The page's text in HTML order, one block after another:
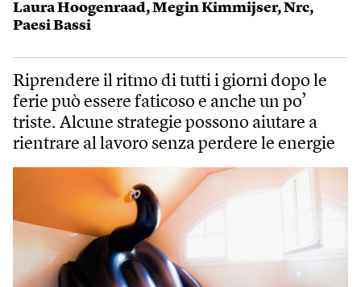
Laura Hoogenraad,Megin Kimmijser,Nrc,
Paesi Bassi
Riprendere il ritmo di tutti i giorni dopo le
ferie può essere faticoso e anche un po’
triste. Alcune strategie possono aiutare a
rientrare al lavoro senza perdere le energie